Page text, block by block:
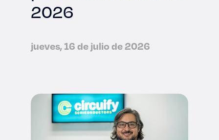
2026
jueves, 16 de julio de 2026